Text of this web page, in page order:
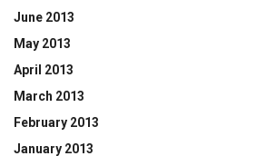
June 2013
May 2013
April 2013
March 2013
February 2013
January 2013